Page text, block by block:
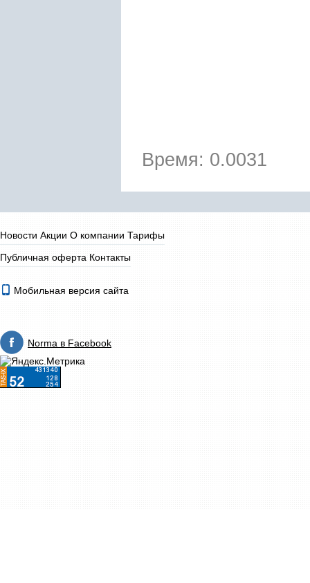
Время: 0.0031
Новости Акции О компании Тарифы
Публичная оферта Контакты
Мобильная версия сайта
Norma в Facebook